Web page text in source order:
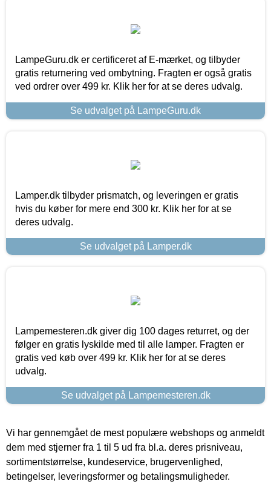
LampeGuru.dk er certificeret af E-mærket, og tilbyder
gratis returnering ved ombytning. Fragten er også gratis
ved ordrer over 499 kr. Klik her for at se deres udvalg.
Se udvalget på LampeGuru.dk
Lamper.dk tilbyder prismatch, og leveringen er gratis
hvis du køber for mere end 300 kr. Klik her for at se
deres udvalg.
Se udvalget på Lamper.dk
Lampemesteren.dk giver dig 100 dages returret, og der
følger en gratis lyskilde med til alle lamper. Fragten er
gratis ved køb over 499 kr. Klik her for at se deres
udvalg.
Se udvalget på Lampemesteren.dk
Vi har gennemgået de mest populære webshops og anmeldt
dem med stjerner fra 1 til 5 ud fra bl.a. deres prisniveau,
sortimentstørrelse, kundeservice, brugervenlighed,
betingelser, leveringsformer og betalingsmuligheder.